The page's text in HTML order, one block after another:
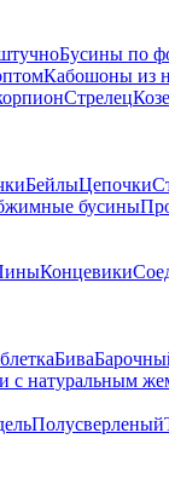
Бусины по
Кабошоны из
Стрелец
БейлыЦепочки
бусины
Концевики
Бива
с натуральным
Полусверленый